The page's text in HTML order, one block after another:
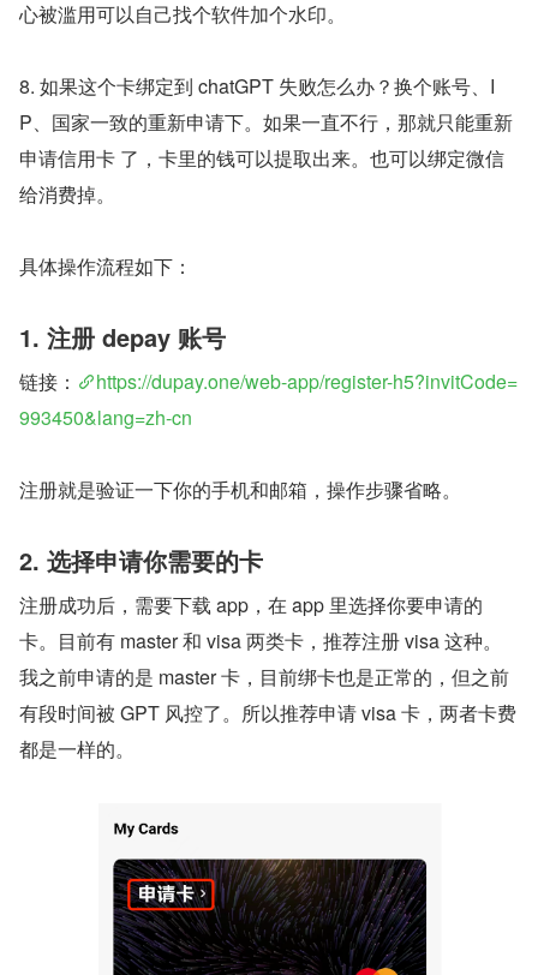
心被滥用可以自己找个软件加个水印。
8. 如果这个卡绑定到 chatGPT 失败怎么办？换个账号、I
P、国家一致的重新申请下。如果一直不行，那就只能重新
申请信用卡 了，卡里的钱可以提取出来。也可以绑定微信
给消费掉。
具体操作流程如下：
1. 注册 depay 账号
链接：
https://dupay.one/web-app/register-h5?invitCode=
993450&lang=zh-cn
注册就是验证一下你的手机和邮箱，操作步骤省略。
2. 选择申请你需要的卡
注册成功后，需要下载 app，在 app 里选择你要申请的
卡。目前有 master 和 visa 两类卡，推荐注册 visa 这种。
我之前申请的是 master 卡，目前绑卡也是正常的，但之前
有段时间被 GPT 风控了。所以推荐申请 visa 卡，两者卡费
都是一样的。